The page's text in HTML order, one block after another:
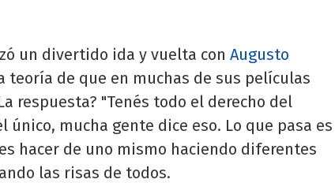
un divertido ida y vuelta con Augusto
teoría de que en muchas de sus películas
respuesta? "Tenés todo el derecho del
único, mucha gente dice eso. Lo que pasa es
hacer de uno mismo haciendo diferentes
las risas de todos.